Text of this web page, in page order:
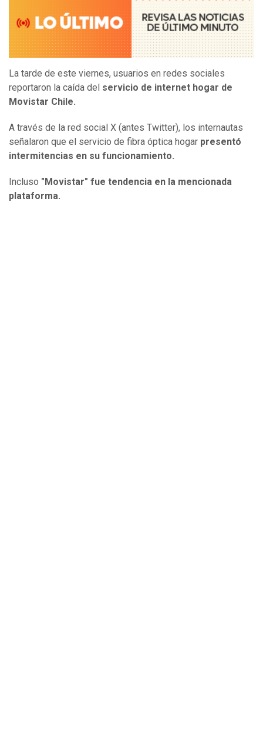
La tarde de este viernes, usuarios en redes sociales
reportaron la caída del servicio de internet hogar de
Movistar Chile.
A través de la red social X (antes Twitter), los internautas
señalaron que el servicio de fibra óptica hogar presentó
intermitencias en su funcionamiento.
Incluso "Movistar" fue tendencia en la mencionada
plataforma.